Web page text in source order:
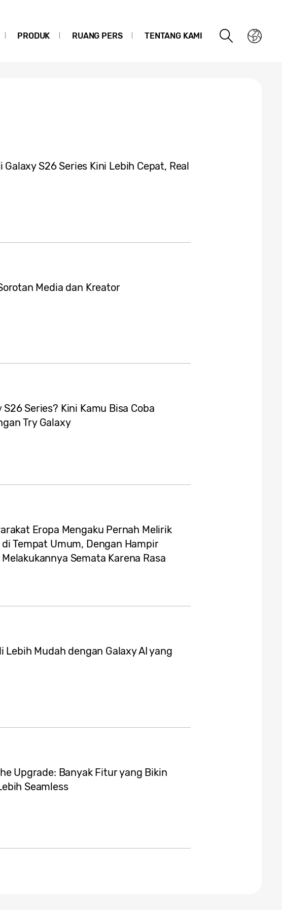
PRODUK RUANG PERS TENTANG KAMI
S26 Series Kini Lebih Cepat, Real
Media dan Kreator
Series? Kini Kamu Bisa Coba
Try Galaxy
Eropa Mengaku Pernah Melirik
Tempat Umum, Dengan Hampir
Semata Karena Rasa
Mudah dengan Galaxy AI yang
Upgrade: Banyak Fitur yang Bikin
Seamless